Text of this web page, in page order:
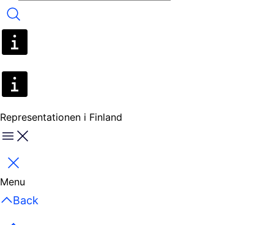
Sök
Representationen i Finland
Menu
Stäng
Menu
Back